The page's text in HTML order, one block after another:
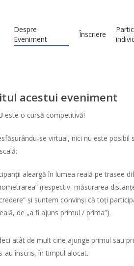
Despre
Eveniment
Înscriere
acestui eveniment
este o cursă competitivă!
se virtual, nici nu este
aleargă în lumea reală pe trasee
(respectiv, măsurarea
și suntem convinși că toți
de „a fi ajuns primul / prima”).
atât de mult cine ajunge primul sau
au înscris, în timpul alocat.